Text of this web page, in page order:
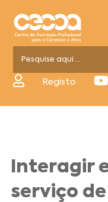
Registo
Interagir
serviço